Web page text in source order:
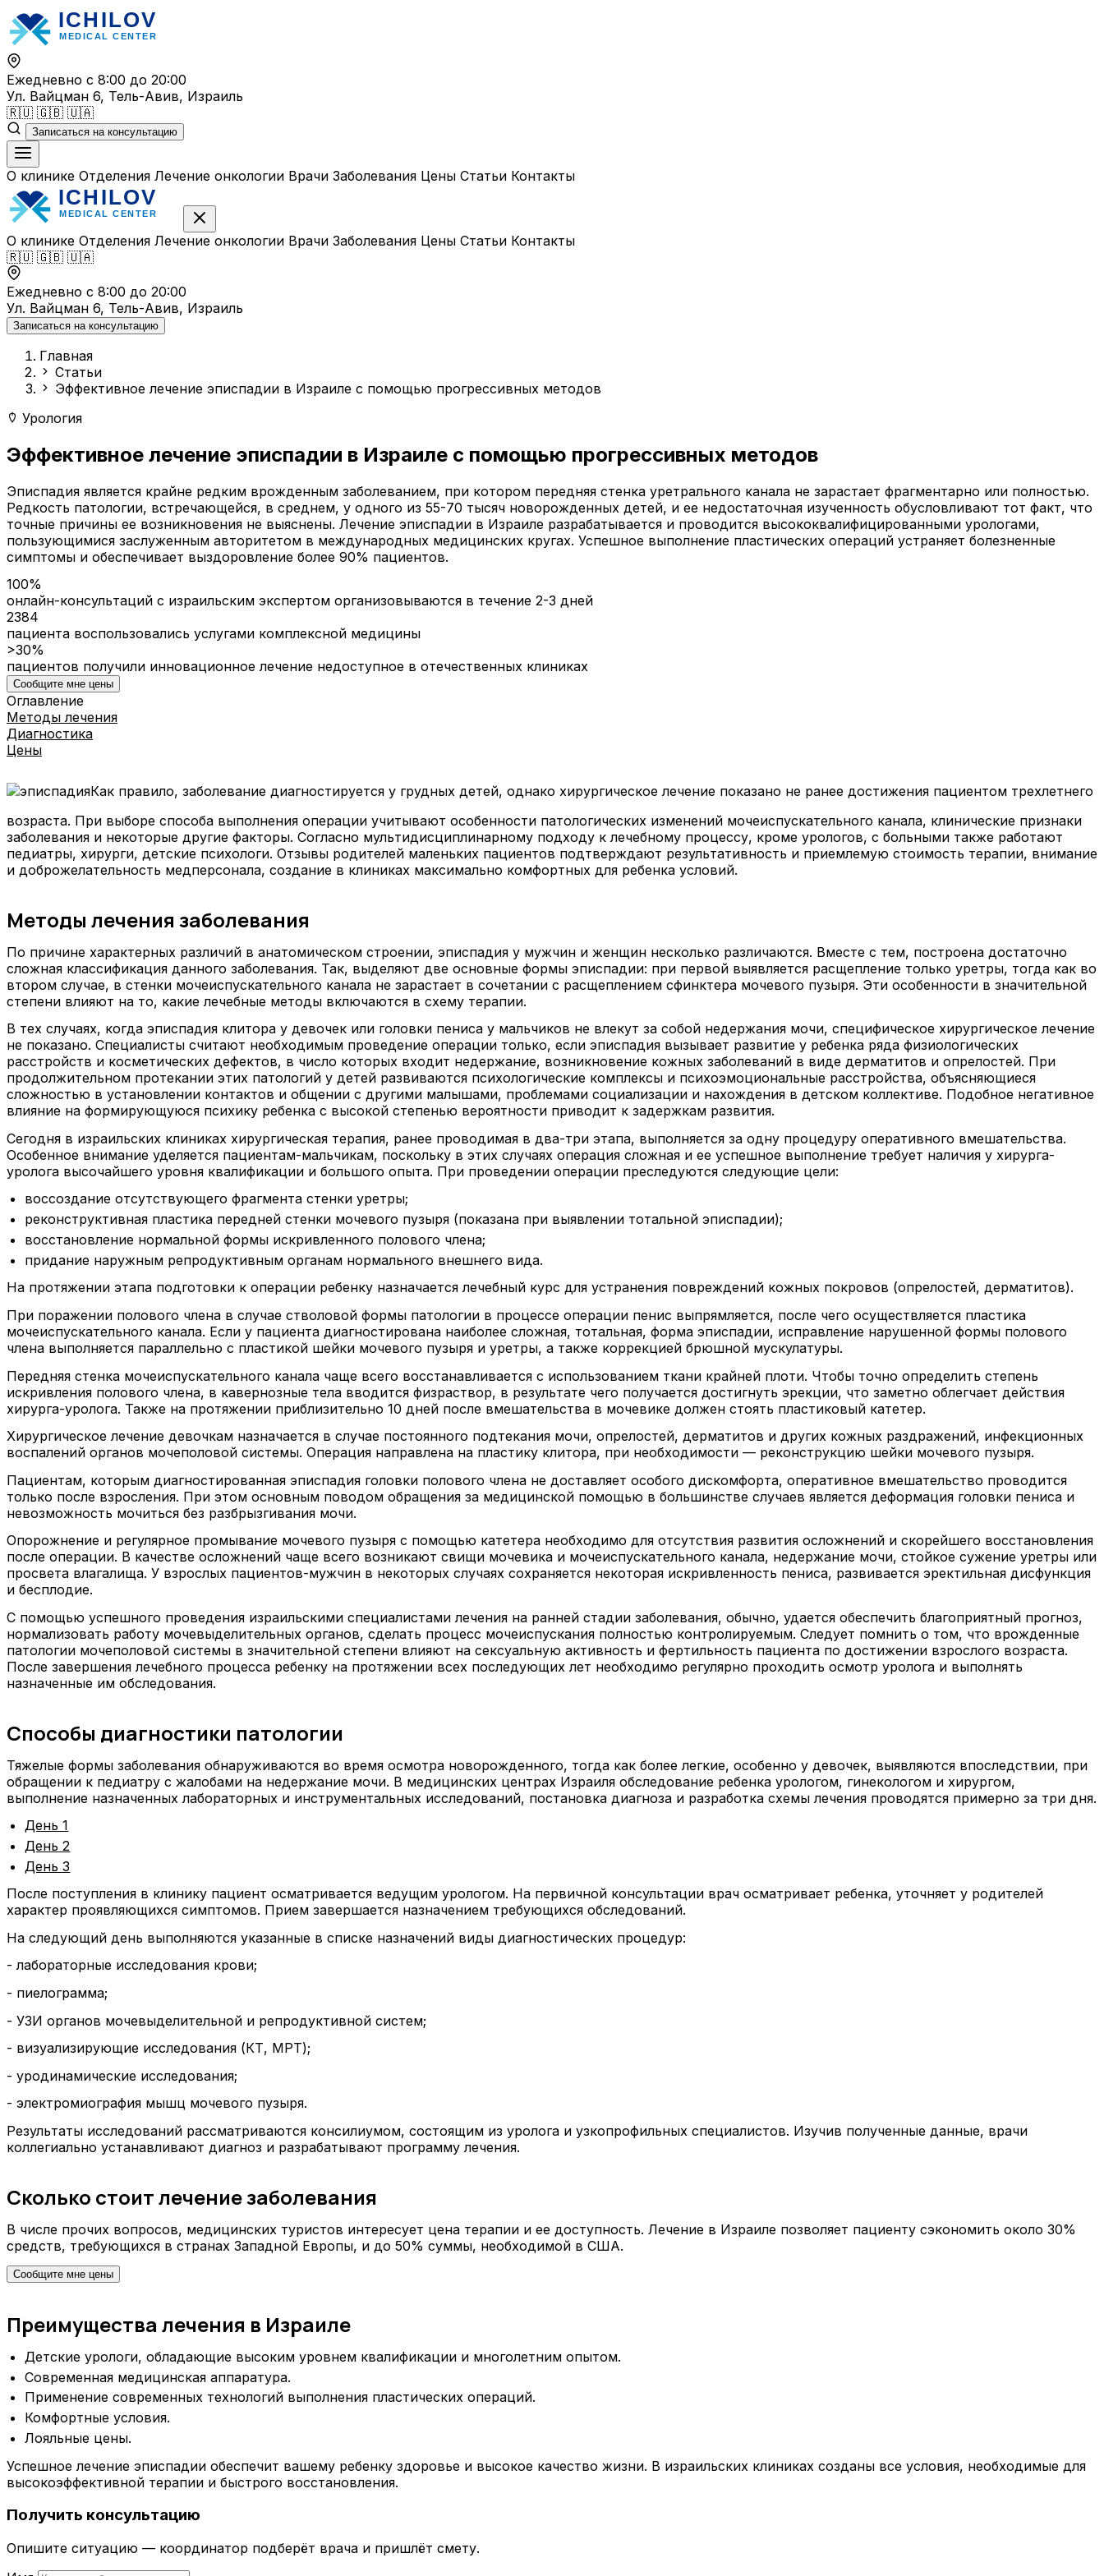
Перейти
к
содержимому
Ежедневно с 8:00 до 20:00
Ул. Вайцман 6, Тель-Авив, Израиль
🇷🇺 🇬🇧 🇺🇦
Записаться на консультацию
О клинике Отделения Лечение онкологии Врачи Заболевания Цены Статьи Контакты
О клинике Отделения Лечение онкологии Врачи Заболевания Цены Статьи Контакты
🇷🇺 🇬🇧 🇺🇦
Ежедневно с 8:00 до 20:00
Ул. Вайцман 6, Тель-Авив, Израиль
Записаться на консультацию
Главная
Статьи
Эффективное лечение эписпадии в Израиле с помощью прогрессивных методов
Урология
Эффективное лечение эписпадии в Израиле с помощью прогрессивных методов
Эписпадия является крайне редким врожденным заболеванием, при котором передняя стенка уретрального канала не зарастает фрагментарно или полностью.
Редкость патологии, встречающейся, в среднем, у одного из 55-70 тысяч новорожденных детей, и ее недостаточная изученность обусловливают тот факт, что
точные причины ее возникновения не выяснены. Лечение эписпадии в Израиле разрабатывается и проводится высококвалифицированными урологами,
пользующимися заслуженным авторитетом в международных медицинских кругах. Успешное выполнение пластических операций устраняет болезненные
симптомы и обеспечивает выздоровление более 90% пациентов.
100%
онлайн-консультаций с израильским экспертом организовываются в течение 2-3 дней
2384
пациента воспользовались услугами комплексной медицины
>30%
пациентов получили инновационное лечение недоступное в отечественных клиниках
Сообщите мне цены
Оглавление
Методы лечения
Диагностика
Цены
Как правило, заболевание диагностируется у грудных детей, однако хирургическое лечение показано не ранее достижения пациентом трехлетнего
возраста. При выборе способа выполнения операции учитывают особенности патологических изменений мочеиспускательного канала, клинические признаки
заболевания и некоторые другие факторы. Согласно мультидисциплинарному подходу к лечебному процессу, кроме урологов, с больными также работают
педиатры, хирурги, детские психологи. Отзывы родителей маленьких пациентов подтверждают результативность и приемлемую стоимость терапии, внимание
и доброжелательность медперсонала, создание в клиниках максимально комфортных для ребенка условий.
Методы лечения заболевания
По причине характерных различий в анатомическом строении, эписпадия у мужчин и женщин несколько различаются. Вместе с тем, построена достаточно
сложная классификация данного заболевания. Так, выделяют две основные формы эписпадии: при первой выявляется расщепление только уретры, тогда как во
втором случае, в стенки мочеиспускательного канала не зарастает в сочетании с расщеплением сфинктера мочевого пузыря. Эти особенности в значительной
степени влияют на то, какие лечебные методы включаются в схему терапии.
В тех случаях, когда эписпадия клитора у девочек или головки пениса у мальчиков не влекут за собой недержания мочи, специфическое хирургическое лечение
не показано. Специалисты считают необходимым проведение операции только, если эписпадия вызывает развитие у ребенка ряда физиологических
расстройств и косметических дефектов, в число которых входит недержание, возникновение кожных заболеваний в виде дерматитов и опрелостей. При
продолжительном протекании этих патологий у детей развиваются психологические комплексы и психоэмоциональные расстройства, объясняющиеся
сложностью в установлении контактов и общении с другими малышами, проблемами социализации и нахождения в детском коллективе. Подобное негативное
влияние на формирующуюся психику ребенка с высокой степенью вероятности приводит к задержкам развития.
Сегодня в израильских клиниках хирургическая терапия, ранее проводимая в два-три этапа, выполняется за одну процедуру оперативного вмешательства.
Особенное внимание уделяется пациентам-мальчикам, поскольку в этих случаях операция сложная и ее успешное выполнение требует наличия у хирурга-
уролога высочайшего уровня квалификации и большого опыта. При проведении операции преследуются следующие цели:
воссоздание отсутствующего фрагмента стенки уретры;
реконструктивная пластика передней стенки мочевого пузыря (показана при выявлении тотальной эписпадии);
восстановление нормальной формы искривленного полового члена;
придание наружным репродуктивным органам нормального внешнего вида.
На протяжении этапа подготовки к операции ребенку назначается лечебный курс для устранения повреждений кожных покровов (опрелостей, дерматитов).
При поражении полового члена в случае стволовой формы патологии в процессе операции пенис выпрямляется, после чего осуществляется пластика
мочеиспускательного канала. Если у пациента диагностирована наиболее сложная, тотальная, форма эписпадии, исправление нарушенной формы полового
члена выполняется параллельно с пластикой шейки мочевого пузыря и уретры, а также коррекцией брюшной мускулатуры.
Передняя стенка мочеиспускательного канала чаще всего восстанавливается с использованием ткани крайней плоти. Чтобы точно определить степень
искривления полового члена, в кавернозные тела вводится физраствор, в результате чего получается достигнуть эрекции, что заметно облегчает действия
хирурга-уролога. Также на протяжении приблизительно 10 дней после вмешательства в мочевике должен стоять пластиковый катетер.
Хирургическое лечение девочкам назначается в случае постоянного подтекания мочи, опрелостей, дерматитов и других кожных раздражений, инфекционных
воспалений органов мочеполовой системы. Операция направлена на пластику клитора, при необходимости — реконструкцию шейки мочевого пузыря.
Пациентам, которым диагностированная эписпадия головки полового члена не доставляет особого дискомфорта, оперативное вмешательство проводится
только после взросления. При этом основным поводом обращения за медицинской помощью в большинстве случаев является деформация головки пениса и
невозможность мочиться без разбрызгивания мочи.
Опорожнение и регулярное промывание мочевого пузыря с помощью катетера необходимо для отсутствия развития осложнений и скорейшего восстановления
после операции. В качестве осложнений чаще всего возникают свищи мочевика и мочеиспускательного канала, недержание мочи, стойкое сужение уретры или
просвета влагалища. У взрослых пациентов-мужчин в некоторых случаях сохраняется некоторая искривленность пениса, развивается эректильная дисфункция
и бесплодие.
С помощью успешного проведения израильскими специалистами лечения на ранней стадии заболевания, обычно, удается обеспечить благоприятный прогноз,
нормализовать работу мочевыделительных органов, сделать процесс мочеиспускания полностью контролируемым. Следует помнить о том, что врожденные
патологии мочеполовой системы в значительной степени влияют на сексуальную активность и фертильность пациента по достижении взрослого возраста.
После завершения лечебного процесса ребенку на протяжении всех последующих лет необходимо регулярно проходить осмотр уролога и выполнять
назначенные им обследования.
Способы диагностики патологии
Тяжелые формы заболевания обнаруживаются во время осмотра новорожденного, тогда как более легкие, особенно у девочек, выявляются впоследствии, при
обращении к педиатру с жалобами на недержание мочи. В медицинских центрах Израиля обследование ребенка урологом, гинекологом и хирургом,
выполнение назначенных лабораторных и инструментальных исследований, постановка диагноза и разработка схемы лечения проводятся примерно за три дня.
День 1
День 2
День 3
После поступления в клинику пациент осматривается ведущим урологом. На первичной консультации врач осматривает ребенка, уточняет у родителей
характер проявляющихся симптомов. Прием завершается назначением требующихся обследований.
На следующий день выполняются указанные в списке назначений виды диагностических процедур:
- лабораторные исследования крови;
- пиелограмма;
- УЗИ органов мочевыделительной и репродуктивной систем;
- визуализирующие исследования (КТ, МРТ);
- уродинамические исследования;
- электромиография мышц мочевого пузыря.
Результаты исследований рассматриваются консилиумом, состоящим из уролога и узкопрофильных специалистов. Изучив полученные данные, врачи
коллегиально устанавливают диагноз и разрабатывают программу лечения.
Сколько стоит лечение заболевания
В числе прочих вопросов, медицинских туристов интересует цена терапии и ее доступность. Лечение в Израиле позволяет пациенту сэкономить около 30%
средств, требующихся в странах Западной Европы, и до 50% суммы, необходимой в США.
Сообщите мне цены
Преимущества лечения в Израиле
Детские урологи, обладающие высоким уровнем квалификации и многолетним опытом.
Современная медицинская аппаратура.
Применение современных технологий выполнения пластических операций.
Комфортные условия.
Лояльные цены.
Успешное лечение эписпадии обеспечит вашему ребенку здоровье и высокое качество жизни. В израильских клиниках созданы все условия, необходимые для
высокоэффективной терапии и быстрого восстановления.
Получить консультацию
Опишите ситуацию — координатор подберёт врача и пришлёт смету.